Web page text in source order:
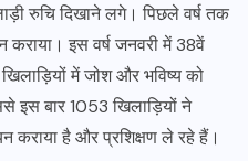
रुचि दिखाने लगे। पिछले वर्ष तक
इस वर्ष जनवरी में 38वें
में जोश और भविष्य को
इस बार 1053 खिलाड़ियों ने
कराया है और प्रशिक्षण ले रहे हैं।